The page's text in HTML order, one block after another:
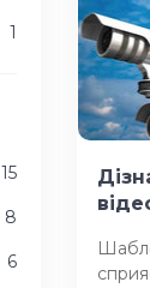
1
15
8
6